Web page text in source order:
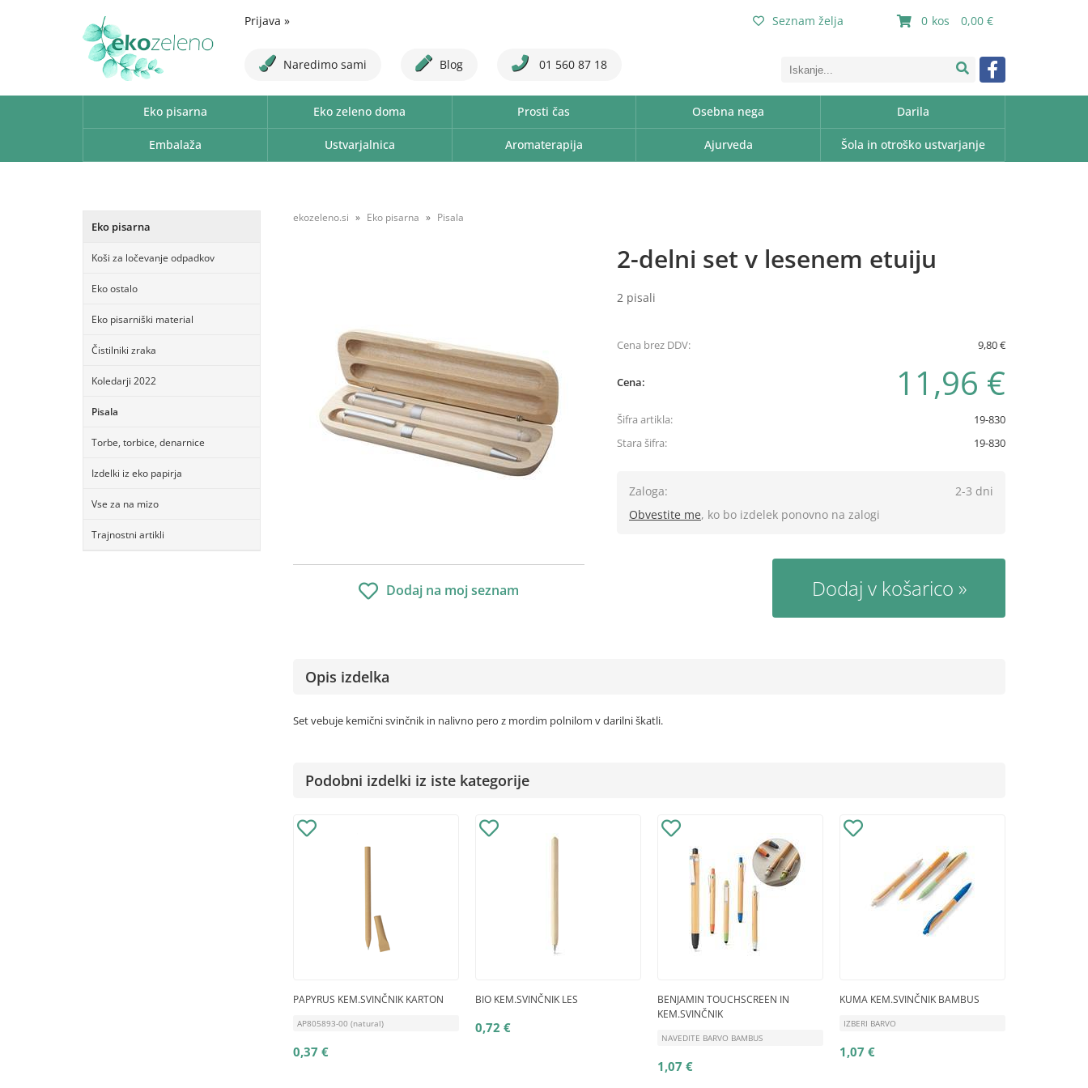
0 0,00
Prijava » Seznam želja
Naredimo sami Blog 01 560 87 18
Eko pisarna Eko zeleno doma Prosti čas Osebna nega Darila
Embalaža Ustvarjalnica Aromaterapija Ajurveda Šola in otroško ustvarjanje
Eko pisarna
Koši za ločevanje odpadkov
Eko ostalo
Eko pisarniški material
Čistilniki zraka
Koledarji 2022
Pisala
Torbe, torbice, denarnice
Izdelki iz eko papirja
Vse za na mizo
Trajnostni artikli
ekozeleno.si Eko pisarna Pisala
2-delni set v lesenem etuiju
2 pisali
Dodaj na moj seznam
Cena brez DDV: 9,80 €
Cena: 11,96 €
Šifra artikla:
19-830
Stara šifra:
19-830
Zaloga:
2-3 dni
Obvestite me, ko bo izdelek ponovno na zalogi
Dodaj v košarico
Opis izdelka
Set vebuje kemični svinčnik in nalivno pero z mordim polnilom v darilni škatli.
Podobni izdelki iz iste kategorije
PAPYRUS KEM.SVINČNIK KARTON
AP805893-00 (natural)
0,37 €
BIO KEM.SVINČNIK LES
0,72 €
BENJAMIN TOUCHSCREEN IN
KEM.SVINČNIK
NAVEDITE BARVO BAMBUS
1,07 €
KUMA KEM.SVINČNIK BAMBUS
IZBERI BARVO
1,07 €